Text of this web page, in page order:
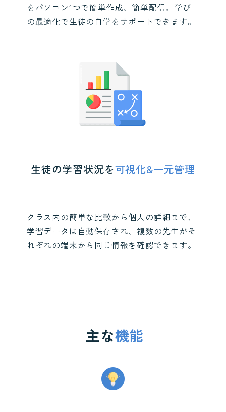
をパソコン1つで簡単作成、簡単配信。学び
の最適化で生徒の自学をサポートできます。
生徒の学習状況を可視化&一元管理
クラス内の簡単な比較から個人の詳細まで、
学習データは自動保存され、複数の先生がそ
れぞれの端末から同じ情報を確認できます。
主な機能